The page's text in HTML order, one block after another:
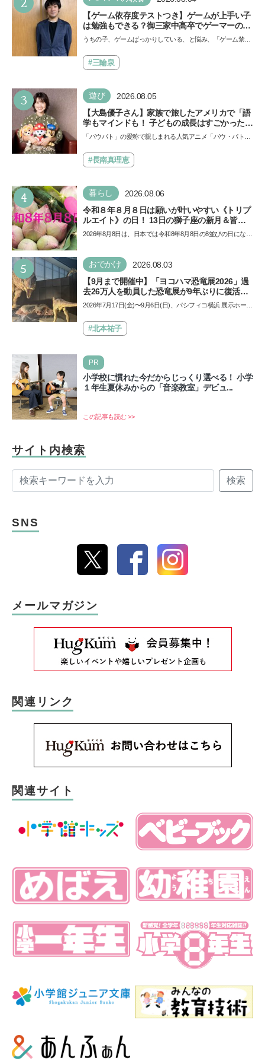
【ゲーム依存度テストつき】ゲームが上手い子
は勉強もできる？御三家中高卒でゲーマーの医
師・阿部智史さんが教えるゲームしながら受験
うちの子、ゲームばっかりしている、と悩み、「ゲーム禁
も…#三輪泉
3 遊び 2026.08.05
【大島優子さん】家族で旅したアメリカで「語
学もマインドも！ 子どもの成長はすごかった」
声優をつとめた映画『パウ・パトロール ザ・ダ
できると子どもに知ってほしい
「パウパト」の愛称で親しまれる人気アニメ「パウ・パトロ
ザ…#長南真理恵
4 暮らし 2026.08.06
令和８年８月８日は願いが叶いやすい《トリプ
ルエイト》の日！ 13日の獅子座の新月＆皆既
日食の影響にも注目
2026年8月8日は、日本では令和8年8月8日の8並びの日になり
て…
5 おでかけ 2026.08.03
【9月まで開催中】「ヨコハマ恐竜展2026」過
去26万人を動員した恐竜展が9年ぶりに復活！
夏休みのおでかけで楽しむポイントを完全ガイ
2026年7月17日(金)〜9月6日(日)、パシフィコ横浜 展示ホール
催…#北本祐子
PR
小学校に慣れた今だからじっくり選べる！ 小学
１年生夏休みからの「音楽教室」デビュ...
この記事も読む >>
サイト内検索
検索
SNS
メールマガジン
関連リンク
関連サイト